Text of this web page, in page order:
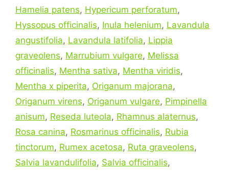
Hamelia patens, Hypericum perforatum,
Hyssopus officinalis, Inula helenium, Lavandula
angustifolia, Lavandula latifolia, Lippia
graveolens, Marrubium vulgare, Melissa
officinalis, Mentha sativa, Mentha viridis,
Mentha x piperita, Origanum majorana,
Origanum virens, Origanum vulgare, Pimpinella
anisum, Reseda luteola, Rhamnus alaternus,
Rosa canina, Rosmarinus officinalis, Rubia
tinctorum, Rumex acetosa, Ruta graveolens,
Salvia lavandulifolia, Salvia officinalis,